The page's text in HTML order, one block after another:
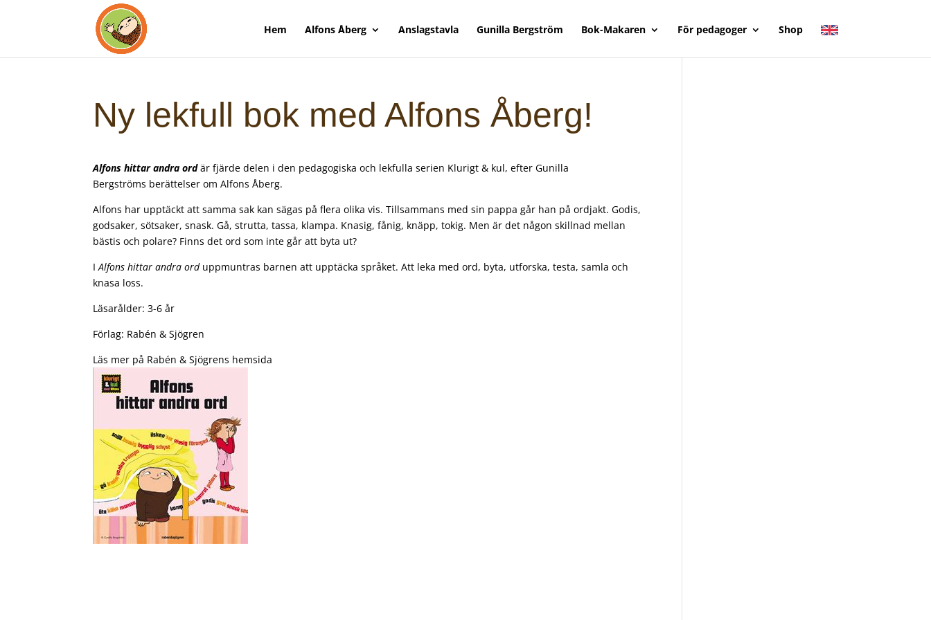
Hem Alfons Åberg Anslagstavla Gunilla Bergström Bok-Makaren För pedagoger Shop
Ny lekfull bok med Alfons Åberg!
Alfons hittar andra ordär fjärde delen i den pedagogiska och lekfulla serien Klurigt & kul, efter Gunilla
Bergströms berättelser om Alfons Åberg.
Alfons har upptäckt att samma sak kan sägas på flera olika vis. Tillsammans med sin pappa går han på ordjakt. Godis,
godsaker, sötsaker, snask. Gå, strutta, tassa, klampa. Knasig, fånig, knäpp, tokig. Men är det någon skillnad mellan
bästis och polare? Finns det ord som inte går att byta ut?
IAlfons hittar andra ord uppmuntras barnen att upptäcka språket. Att leka med ord, byta, utforska, testa, samla och
knasa loss.
Läsarålder: 3-6 år
Förlag: Rabén & Sjögren
Läs mer på Rabén & Sjögrens hemsida